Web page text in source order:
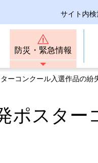
サイト内検
防災・緊急情報
ーコンクール入選作品の紛
ポスター